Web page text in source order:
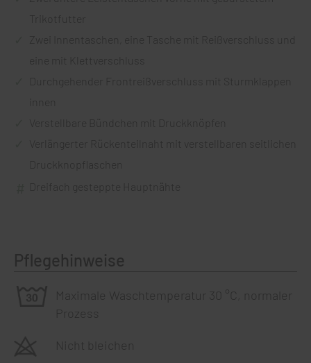
Trikotfutter
Zwei Innentaschen, eine Tasche mit Reißverschluss und
eine mit Klettverschluss
Durchgehender Frontreißverschluss mit Sturmklappen
Verstellbare Bündchen mit Druckknöpfen
Verlängerter Rückenteilnaht mit verstellbaren seitlichen
Druckknopflaschen
Dreifach gesteppte Hauptnähte
Pflegehinweise
Maximale Waschtemperatur 30 °C, normaler
Prozess
Nicht bleichen